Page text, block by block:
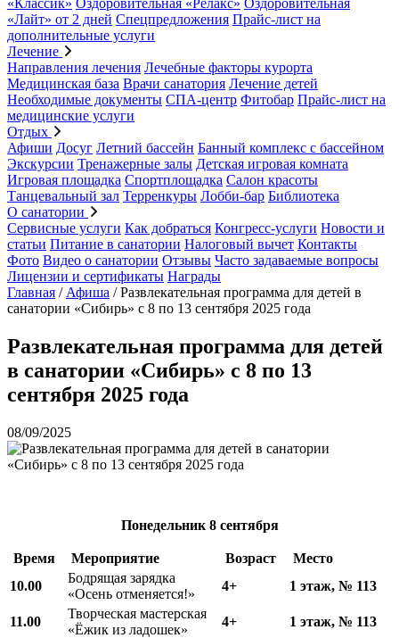
«Классик» Оздоровительная «Релакс» Оздоровительная
«Лайт» от 2 дней Спецпредложения Прайс-лист на
дополнительные услуги
Лечение
Направления лечения Лечебные факторы курорта
Медицинская база Врачи санатория Лечение детей
Необходимые документы СПА-центр Фитобар Прайс-лист на
медицинские услуги
Отдых
Афиши Досуг Летний бассейн Банный комплекс с бассейном
Экскурсии Тренажерные залы Детская игровая комната
Игровая площадка Спортплощадка Салон красоты
Танцевальный зал Терренкуры Лобби-бар Библиотека
О санатории
Сервисные услуги Как добраться Конгресс-услуги Новости и
статьи Питание в санатории Налоговый вычет Контакты
Фото Видео о санатории Отзывы Часто задаваемые вопросы
Лицензии и сертификаты Награды
Главная / Афиша /Развлекательная программа для детей в
санатории «Сибирь» с 8 по 13 сентября 2025 года
Развлекательная программа для детей
в санатории «Сибирь» с 8 по 13
сентября 2025 года
08/09/2025
Понедельник 8 сентября
Время Мероприятие Возраст
Место
10.00
Бодрящая зарядка
«Осень отменяется!»
4+ 1 этаж, № 113
11.00
Творческая мастерская
«Ёжик из ладошек»
4+ 1 этаж, № 113